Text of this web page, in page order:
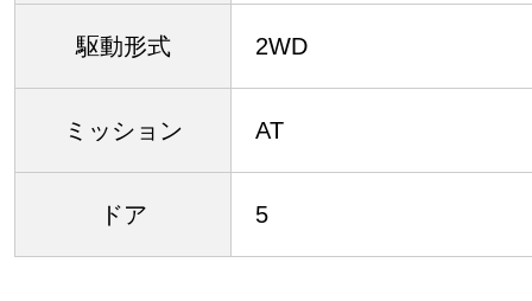
駆動形式 2WD
ミッション AT
ドア 5